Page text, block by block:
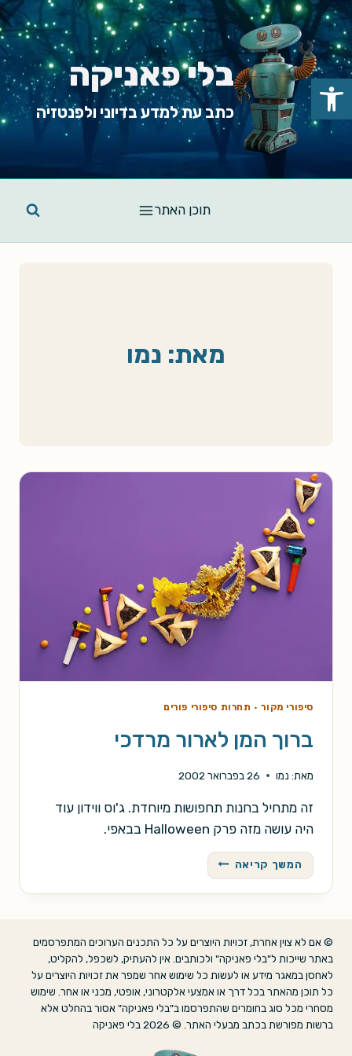
Skip
to
content
בלי פאניקה
כתב עת למדע בדיוני ולפנטזיה
תוכן האתר
מאת: נמו
סיפורי מקור· תחרות סיפורי פורים
ברוך המן לארור מרדכי
מאת: נמו 26 בפברואר 2002
זה מתחיל בחנות תחפושות מיוחדת. ג'וס ווידון עוד
היה עושה מזה פרק Halloween בבאפי.
המשך קריאה ברוך
המן
לארור
© אם לא צוין אחרת, זכויות היוצרים על כל התכנים הערוכים המתפרסמים
באתר שייכות ל"בלי פאניקה" ולכותבים. אין להעתיק, לשכפל, להקליט,
לאחסן במאגר מידע או לעשות כל שימוש אחר שמפר את זכויות היוצרים על
כל תוכן מהאתר בכל דרך או אמצעי אלקטרוני, אופטי, מכני או אחר. שימוש
מסחרי מכל סוג בחומרים שהתפרסמו ב"בלי פאניקה" אסור בהחלט אלא
ברשות מפורשת בכתב מבעלי האתר. © 2026 בלי פאניקה
פתח סרגל נגישות